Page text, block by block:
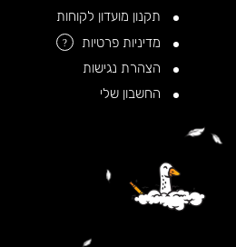
תקנון מועדון לקוחות
מדיניות פרטיות
?
הצהרת נגישות
החשבון שלי